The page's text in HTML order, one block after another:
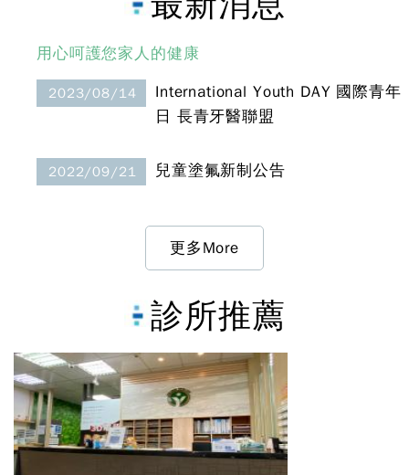
用心呵護您家人的健康
2023/08/14
International Youth DAY 國際青年
日 長青牙醫聯盟
2022/09/21 兒童塗氟新制公告
更多More
診所推薦